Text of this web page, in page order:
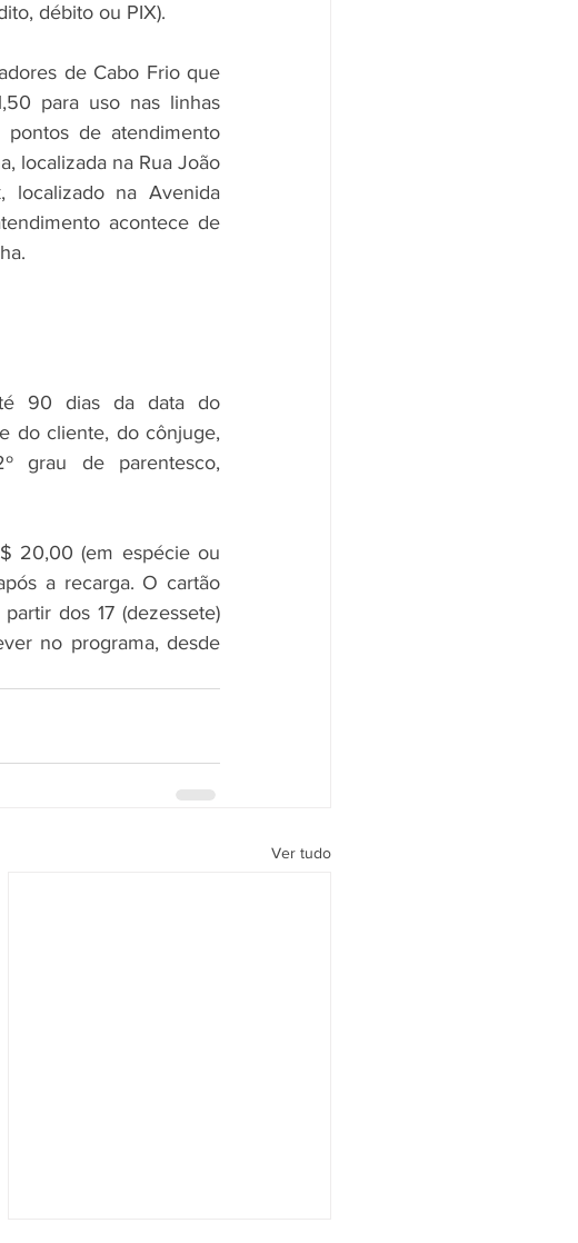
débito ou PIX).
de Cabo Frio que
para uso nas linhas
de atendimento
localizada na Rua João
localizado na Avenida
acontece de
90 dias da data do
do cliente, do cônjuge,
grau de parentesco,
20,00 (em espécie ou
a recarga. O cartão
dos 17 (dezessete)
no programa, desde
Ver tudo